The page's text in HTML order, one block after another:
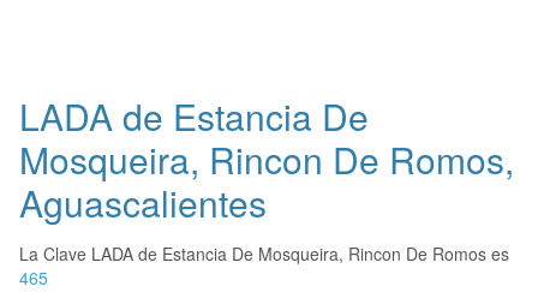
LADA de Estancia De
Mosqueira, Rincon De Romos,
Aguascalientes
La Clave LADA de Estancia De Mosqueira, Rincon De Romos es
465